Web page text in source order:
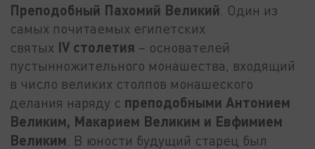
Преподобный Пахомий Великий . Один из
самых почитаемых египетских
святых IV столетия – основателей
пустынножительного монашества, входящий
в число великих столпов монашеского
делания наряду с преподобными Антонием
Великим, Макарием Великим и Евфимием
Великим . В юности будущий старец был